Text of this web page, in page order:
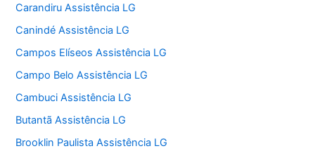
Carandiru Assistência LG
Canindé Assistência LG
Campos Elíseos Assistência LG
Campo Belo Assistência LG
Cambuci Assistência LG
Butantã Assistência LG
Brooklin Paulista Assistência LG